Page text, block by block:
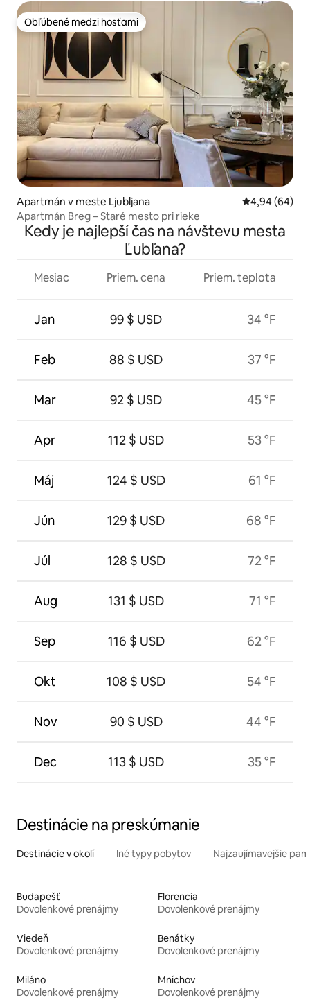
Obľúbené medzi hosťami
Obľúbené medzi hosťami
Apartmán v meste Ljubljana Priemerné
4,94 (64)
Apartmán Breg – Staré mesto pri rieke
Kedy je najlepší čas na návštevu mesta
Ľubľana?
Mesiac
Jan
Feb
Mar
Apr
Máj
Jún
Júl
Aug
Sep
Okt
Nov
Dec
Priem. cena
99 $ USD
88 $ USD
92 $ USD
112 $ USD
124 $ USD
129 $ USD
128 $ USD
131 $ USD
116 $ USD
108 $ USD
90 $ USD
113 $ USD
Priem. teplota
34 °F
37 °F
45 °F
53 °F
61 °F
68 °F
72 °F
71 °F
62 °F
54 °F
44 °F
35 °F
Destinácie na preskúmanie
Destinácie v okolí Iné typy pobytov Najzaujímavejšie
Budapešť
Dovolenkové prenájmy
Florencia
Dovolenkové prenájmy
Viedeň
Dovolenkové prenájmy
Benátky
Dovolenkové prenájmy
Miláno
Dovolenkové prenájmy
Mníchov
Dovolenkové prenájmy